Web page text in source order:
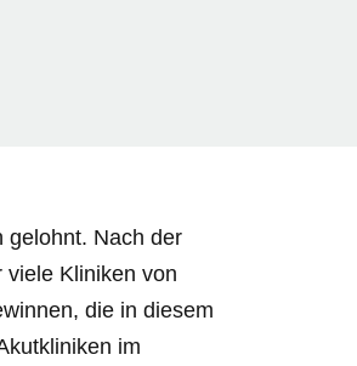
gelohnt. Nach der
viele Kliniken von
die in diesem
im